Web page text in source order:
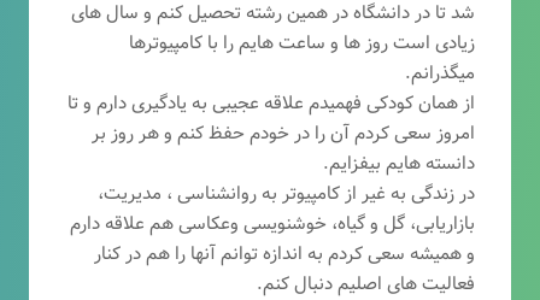
شد تا در دانشگاه در همین رشته تحصیل کنم و سال های
زیادی است روز ها و ساعت هایم را با کامپیوترها
میگذرانم.
از همان کودکی فهمیدم علاقه عجیبی به یادگیری دارم و تا
امروز سعی کردم آن را در خودم حفظ کنم و هر روز بر
دانسته هایم بیفزایم.
در زندگی به غیر از کامپیوتر به روانشناسی ، مدیریت،
بازاریابی، گل و گیاه، خوشنویسی وعکاسی هم علاقه دارم
و همیشه سعی کردم به اندازه توانم آنها را هم در کنار
فعالیت های اصلیم دنبال کنم.